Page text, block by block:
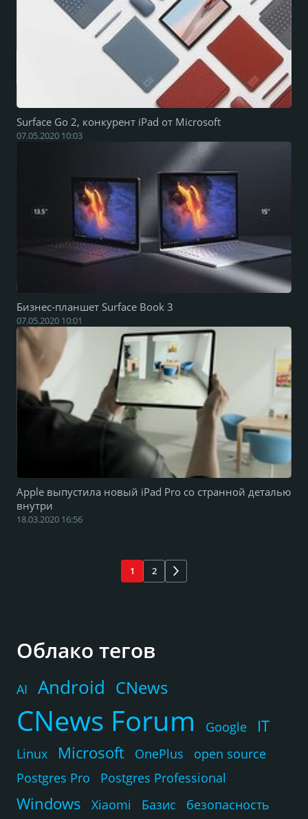
Surface Go 2, конкурент iPad от Microsoft
07.05.2020 10:03
Бизнес-планшет Surface Book 3
07.05.2020 10:01
Apple выпустила новый iPad Pro со странной деталью
внутри
18.03.2020 16:56
1 2
Облако тегов
AI Android CNews
CNews Forum Google IT
Linux Microsoft OnePlus
open source
Postgres Pro
Postgres Professional
Windows Xiaomi Базис безопасность